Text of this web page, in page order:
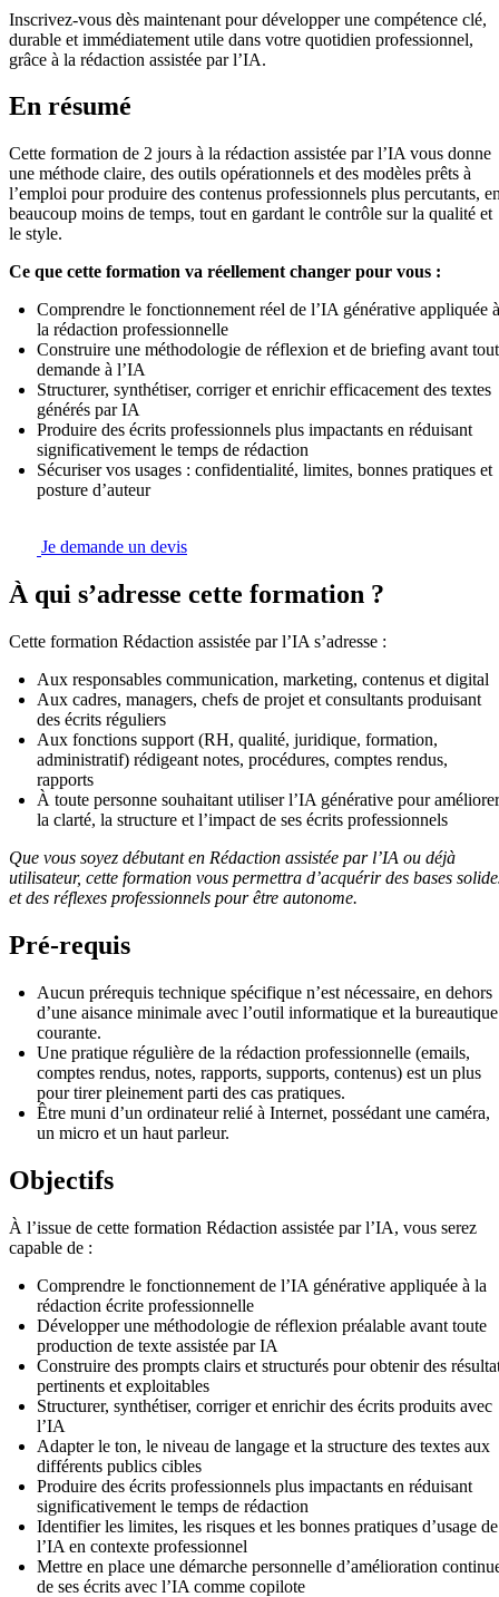
Inscrivez-vous dès maintenant pour développer une compétence clé,
durable et immédiatement utile dans votre quotidien professionnel,
grâce à la rédaction assistée par l’IA.
En résumé
Cette formation de 2 jours à la rédaction assistée par l’IA vous donne
une méthode claire, des outils opérationnels et des modèles prêts à
l’emploi pour produire des contenus professionnels plus percutants,
beaucoup moins de temps, tout en gardant le contrôle sur la qualité et
le style.
Ce que cette formation va réellement changer pour vous :
Comprendre le fonctionnement réel de l’IA générative appliquée à
la rédaction professionnelle
Construire une méthodologie de réflexion et de briefing avant
demande à l’IA
Structurer, synthétiser, corriger et enrichir efficacement des textes
générés par IA
Produire des écrits professionnels plus impactants en réduisant
significativement le temps de rédaction
Sécuriser vos usages : confidentialité, limites, bonnes pratiques et
posture d’auteur
Je demande un devis
À qui s’adresse cette formation ?
Cette formation Rédaction assistée par l’IA s’adresse :
Aux responsables communication, marketing, contenus et digital
Aux cadres, managers, chefs de projet et consultants produisant
des écrits réguliers
Aux fonctions support (RH, qualité, juridique, formation,
administratif) rédigeant notes, procédures, comptes rendus,
rapports
À toute personne souhaitant utiliser l’IA générative pour améliorer
la clarté, la structure et l’impact de ses écrits professionnels
Que vous soyez débutant en Rédaction assistée par l’IA ou déjà
utilisateur, cette formation vous permettra d’acquérir des bases
et des réflexes professionnels pour être autonome.
Pré-requis
Aucun prérequis technique spécifique n’est nécessaire, en dehors
d’une aisance minimale avec l’outil informatique et la bureautique
courante.
Une pratique régulière de la rédaction professionnelle (emails,
comptes rendus, notes, rapports, supports, contenus) est un plus
pour tirer pleinement parti des cas pratiques.
Être muni d’un ordinateur relié à Internet, possédant une caméra,
un micro et un haut parleur.
Objectifs
À l’issue de cette formation Rédaction assistée par l’IA, vous serez
capable de :
Comprendre le fonctionnement de l’IA générative appliquée à la
rédaction écrite professionnelle
Développer une méthodologie de réflexion préalable avant toute
production de texte assistée par IA
Construire des prompts clairs et structurés pour obtenir des
pertinents et exploitables
Structurer, synthétiser, corriger et enrichir des écrits produits avec
l’IA
Adapter le ton, le niveau de langage et la structure des textes aux
différents publics cibles
Produire des écrits professionnels plus impactants en réduisant
significativement le temps de rédaction
Identifier les limites, les risques et les bonnes pratiques d’usage de
l’IA en contexte professionnel
Mettre en place une démarche personnelle d’amélioration
de ses écrits avec l’IA comme copilote